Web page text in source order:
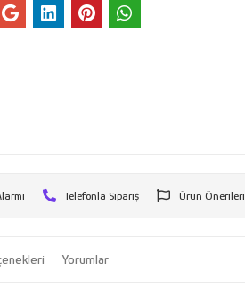
Telefonla Sipariş Ürün Önerileri
Yorumlar